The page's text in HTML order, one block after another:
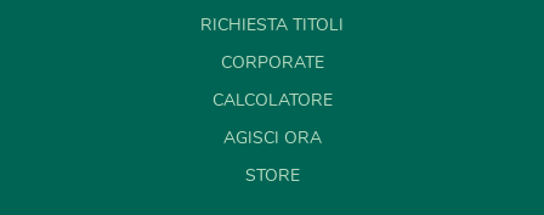
RICHIESTA TITOLI
CORPORATE
CALCOLATORE
AGISCI ORA
STORE